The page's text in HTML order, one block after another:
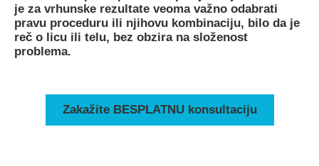
je za vrhunske rezultate veoma važno odabrati
pravu proceduru ili njihovu kombinaciju, bilo da je
reč o licu ili telu, bez obzira na složenost
problema.
Zakažite BESPLATNU konsultaciju